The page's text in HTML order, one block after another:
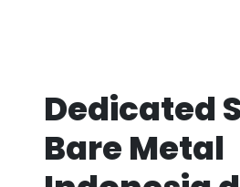
Dedicated
Bare Metal